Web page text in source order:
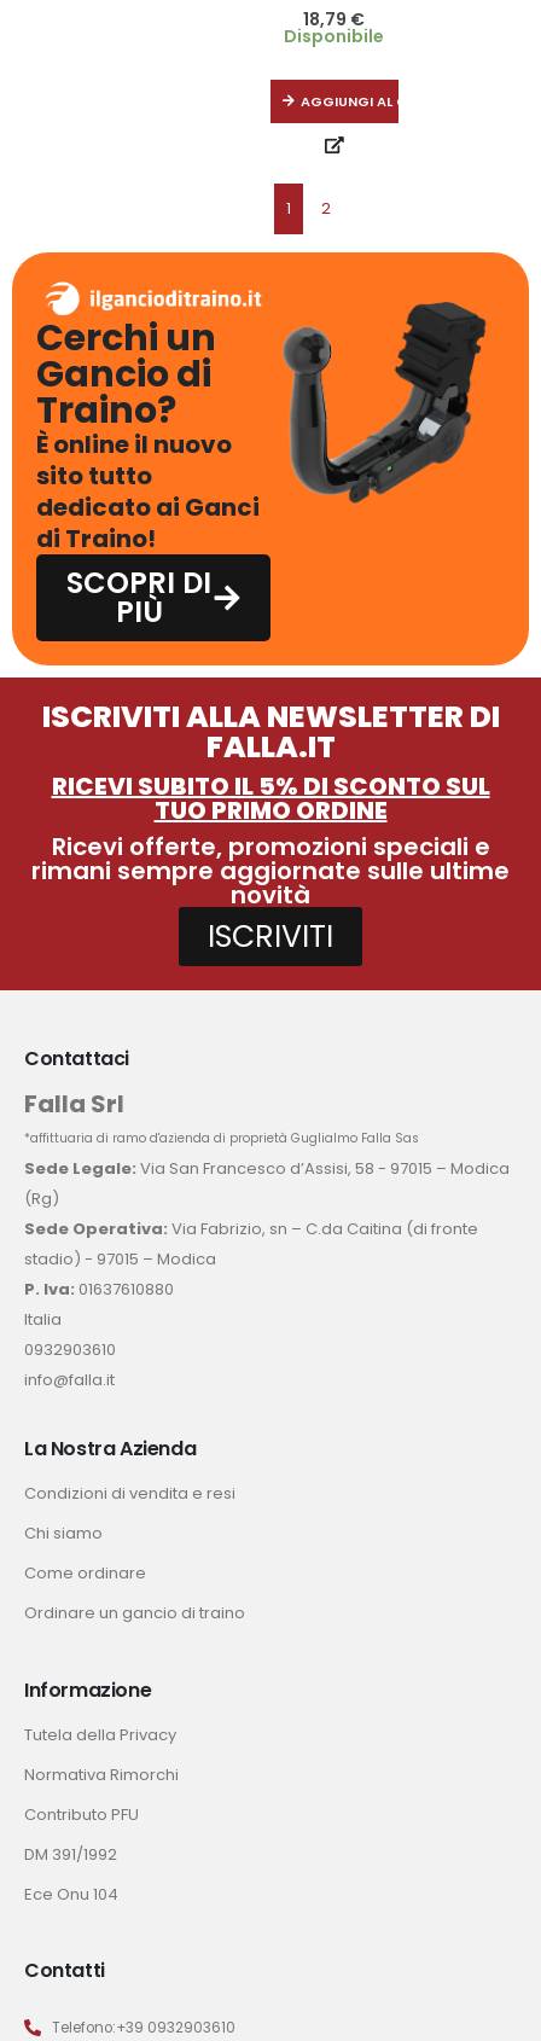
18,79 €
Disponibile
AGGIUNGI AL CARRELLO
1 2
Cerchi un
Gancio di
Traino?
È online il nuovo
sito tutto
dedicato ai Ganci
di Traino!
SCOPRI DI
PIÙ
ISCRIVITI ALLA NEWSLETTER DI
FALLA.IT
RICEVI SUBITO IL 5% DI SCONTO SUL
TUO PRIMO ORDINE
Ricevi offerte, promozioni speciali e
rimani sempre aggiornate sulle ultime
novità
ISCRIVITI
Contattaci
Falla Srl
*affittuaria di ramo d'azienda di proprietà Guglialmo Falla Sas
Sede Legale: Via San Francesco d’Assisi, 58 - 97015 – Modica
(Rg)
Sede Operativa: Via Fabrizio, sn – C.da Caitina (di fronte
stadio) - 97015 – Modica
P. Iva: 01637610880
Italia
0932903610
info@falla.it
La Nostra Azienda
Condizioni di vendita e resi
Chi siamo
Come ordinare
Ordinare un gancio di traino
Informazione
Tutela della Privacy
Normativa Rimorchi
Contributo PFU
DM 391/1992
Ece Onu 104
Contatti
Telefono:+39 0932903610